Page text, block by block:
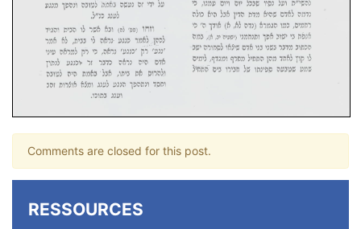
Comments are closed for this post.
RESSOURCES